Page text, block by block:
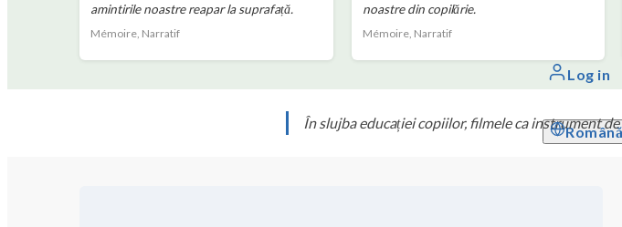
Log in
Română
amintirile noastre reapar la suprafață.
Mémoire, Narratif
noastre din copilărie.
Mémoire, Narratif
În slujba educației copiilor, filmele ca instrument